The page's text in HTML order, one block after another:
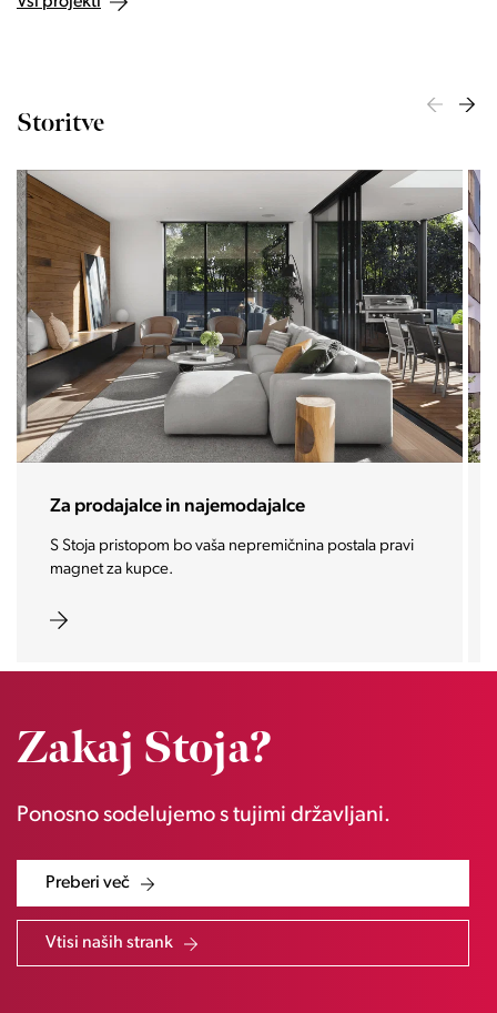
Storitve
Za investitorje
Vašo investicijo ponesemo med najbolj iskane in
zaželene nepremičnine prihodnosti.
Zakaj Stoja?
Ponosno sodelujemo s tujimi državljani.
Preberi več
Vtisi naših strank